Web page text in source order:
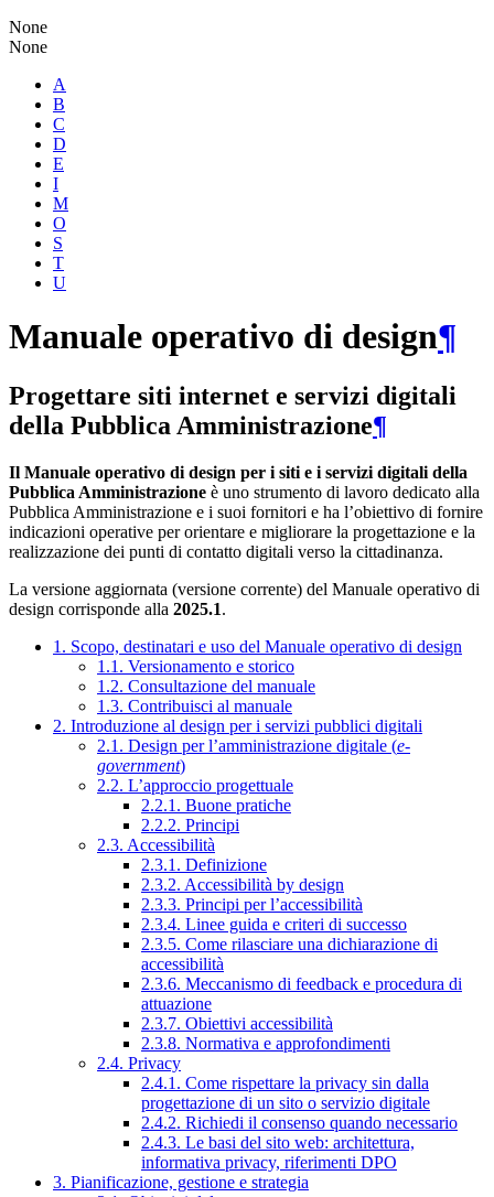
None
None
A
B
C
D
E
I
M
O
S
T
U
Manuale operativo di design¶
Progettare siti internet e servizi digitali
della Pubblica Amministrazione¶
Il Manuale operativo di design per i siti e i servizi digitali della
Pubblica Amministrazione è uno strumento di lavoro dedicato alla
Pubblica Amministrazione e i suoi fornitori e ha l’obiettivo di fornire
indicazioni operative per orientare e migliorare la progettazione e la
realizzazione dei punti di contatto digitali verso la cittadinanza.
La versione aggiornata (versione corrente) del Manuale operativo di
design corrisponde alla 2025.1.
1. Scopo, destinatari e uso del Manuale operativo di design
1.1. Versionamento e storico
1.2. Consultazione del manuale
1.3. Contribuisci al manuale
2. Introduzione al design per i servizi pubblici digitali
2.1. Design per l’amministrazione digitale (e-
government)
2.2. L’approccio progettuale
2.2.1. Buone pratiche
2.2.2. Principi
2.3. Accessibilità
2.3.1. Definizione
2.3.2. Accessibilità by design
2.3.3. Principi per l’accessibilità
2.3.4. Linee guida e criteri di successo
2.3.5. Come rilasciare una dichiarazione di
accessibilità
2.3.6. Meccanismo di feedback e procedura di
attuazione
2.3.7. Obiettivi accessibilità
2.3.8. Normativa e approfondimenti
2.4. Privacy
2.4.1. Come rispettare la privacy sin dalla
progettazione di un sito o servizio digitale
2.4.2. Richiedi il consenso quando necessario
2.4.3. Le basi del sito web: architettura,
informativa privacy, riferimenti DPO
3. Pianificazione, gestione e strategia